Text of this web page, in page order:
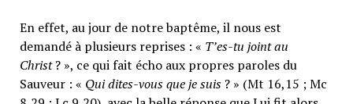
En effet, au jour de notre baptême, il nous est
demandé à plusieurs reprises : « T’es-tu joint au
Christ? », ce qui fait écho aux propres paroles du
Sauveur : « Qui dites-vous que je suis? » (Mt 16,15 ; Mc